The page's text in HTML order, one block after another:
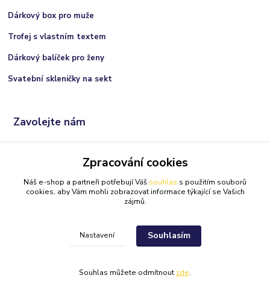
Dárkový box pro muže
Trofej s vlastním textem
Dárkový balíček pro ženy
Svatební skleničky na sekt
Zavolejte nám
(Po-Ne, 9:00 - 21:00 hod.)
info@darkolandia.cz
Darkolandia.czOriginální dárky Webdesign
Zpracování cookies
Náš e-shop a partneři potřebují Váš souhlas s použitím souborů
cookies, aby Vám mohli zobrazovat informace týkající se Vašich
zájmů.
Nastavení Souhlasím
Souhlas můžete odmítnout zde.